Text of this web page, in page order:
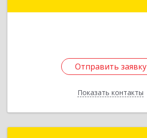
Отправить заявку
Показать контакты
Отправить заявку
Назад